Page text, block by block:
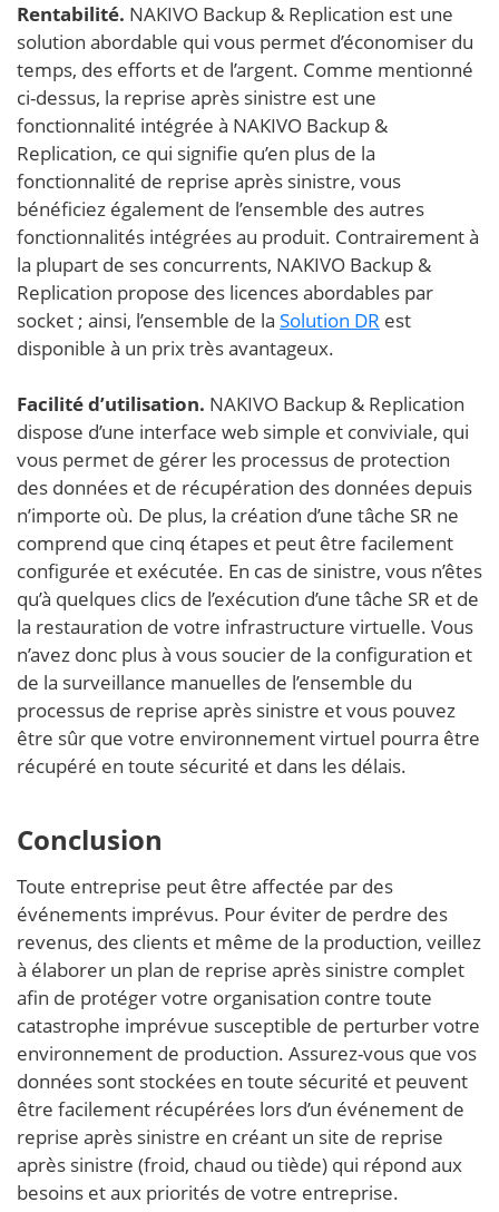
Rentabilité. NAKIVO Backup & Replication est une
solution abordable qui vous permet d’économiser du
temps, des efforts et de l’argent. Comme mentionné
ci-dessus, la reprise après sinistre est une
fonctionnalité intégrée à NAKIVO Backup &
Replication, ce qui signifie qu’en plus de la
fonctionnalité de reprise après sinistre, vous
bénéficiez également de l’ensemble des autres
fonctionnalités intégrées au produit. Contrairement à
la plupart de ses concurrents, NAKIVO Backup &
Replication propose des licences abordables par
socket ; ainsi, l’ensemble de la Solution DR est
disponible à un prix très avantageux.
Facilité d’utilisation. NAKIVO Backup & Replication
dispose d’une interface web simple et conviviale, qui
vous permet de gérer les processus de protection
des données et de récupération des données depuis
n’importe où. De plus, la création d’une tâche SR ne
comprend que cinq étapes et peut être facilement
configurée et exécutée. En cas de sinistre, vous n’êtes
qu’à quelques clics de l’exécution d’une tâche SR et de
la restauration de votre infrastructure virtuelle. Vous
n’avez donc plus à vous soucier de la configuration et
de la surveillance manuelles de l’ensemble du
processus de reprise après sinistre et vous pouvez
être sûr que votre environnement virtuel pourra être
récupéré en toute sécurité et dans les délais.
Conclusion
Toute entreprise peut être affectée par des
événements imprévus. Pour éviter de perdre des
revenus, des clients et même de la production, veillez
à élaborer un plan de reprise après sinistre complet
afin de protéger votre organisation contre toute
catastrophe imprévue susceptible de perturber votre
environnement de production. Assurez-vous que vos
données sont stockées en toute sécurité et peuvent
être facilement récupérées lors d’un événement de
reprise après sinistre en créant un site de reprise
après sinistre (froid, chaud ou tiède) qui répond aux
besoins et aux priorités de votre entreprise.